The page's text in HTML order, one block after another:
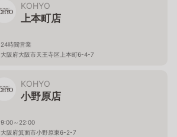
KOHYO
上本町店
24時間営業
大阪府大阪市天王寺区上本町6-4-7
KOHYO
小野原店
9:00～22:00
大阪府箕面市小野原東6-2-7